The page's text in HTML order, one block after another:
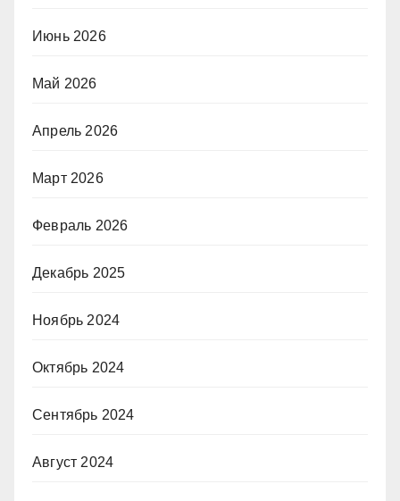
Июнь 2026
Май 2026
Апрель 2026
Март 2026
Февраль 2026
Декабрь 2025
Ноябрь 2024
Октябрь 2024
Сентябрь 2024
Август 2024